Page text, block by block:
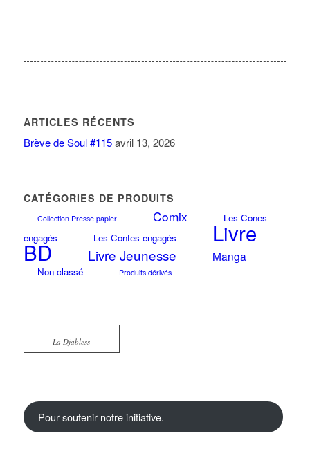
ARTICLES RÉCENTS
Brève de Soul #115 avril 13, 2026
CATÉGORIES DE PRODUITS
Collection Presse papier Comix
Les Cones
engagés
Les Contes engagés Livre
BD Livre Jeunesse Manga
Non classé Produits dérivés
La Djabless
Pour soutenir notre initiative.